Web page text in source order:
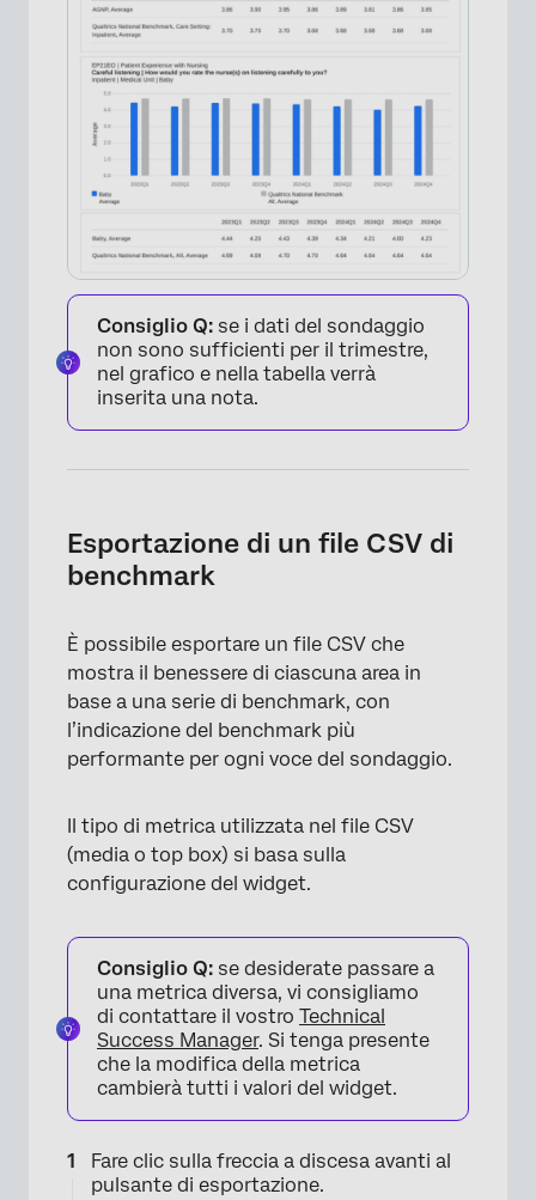
×
×
Consiglio Q: se i dati del sondaggio
non sono sufficienti per il trimestre,
nel grafico e nella tabella verrà
inserita una nota.
Esportazione di un file CSV di
benchmark
È possibile esportare un file CSV che
mostra il benessere di ciascuna area in
base a una serie di benchmark, con
l’indicazione del benchmark più
performante per ogni voce del sondaggio.
Il tipo di metrica utilizzata nel file CSV
(media o top box) si basa sulla
configurazione del widget.
Consiglio Q: se desiderate passare a
una metrica diversa, vi consigliamo
di contattare il vostro Technical
Success Manager. Si tenga presente
che la modifica della metrica
cambierà tutti i valori del widget.
Fare clic sulla freccia a discesa avanti al
pulsante di esportazione.